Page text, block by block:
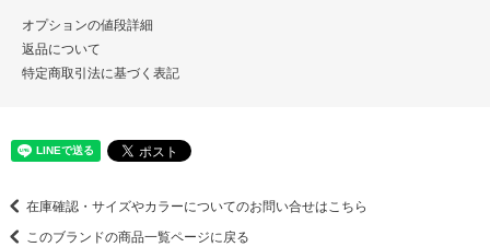
オプションの値段詳細
返品について
特定商取引法に基づく表記
在庫確認・サイズやカラーについてのお問い合せはこちら
このブランドの商品一覧ページに戻る